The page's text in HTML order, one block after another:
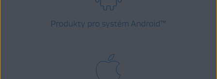
Produkty pro systém Android™